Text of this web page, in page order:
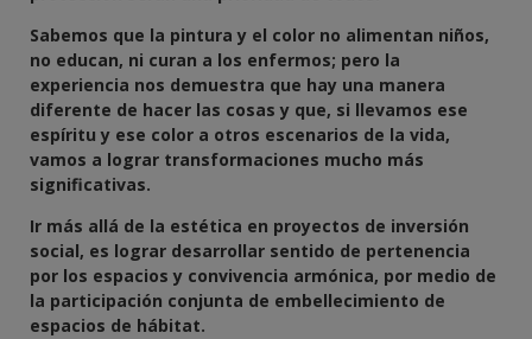
Sabemos que la pintura y el color no alimentan niños,
no educan, ni curan a los enfermos; pero la
experiencia nos demuestra que hay una manera
diferente de hacer las cosas y que, si llevamos ese
espíritu y ese color a otros escenarios de la vida,
vamos a lograr transformaciones mucho más
significativas.
Ir más allá de la estética en proyectos de inversión
social, es lograr desarrollar sentido de pertenencia
por los espacios y convivencia armónica, por medio de
la participación conjunta de embellecimiento de
espacios de hábitat.